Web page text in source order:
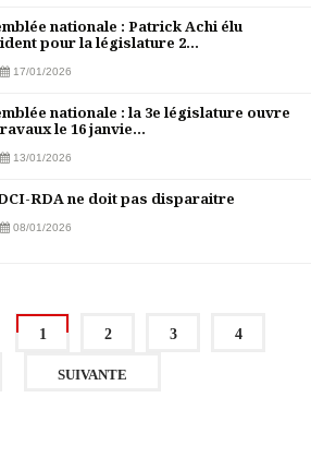
nationale : Patrick Achi élu
pour la législature 2...
17/01/2026
nationale : la 3e législature ouvre
le 16 janvie...
13/01/2026
RDA ne doit pas disparaitre
08/01/2026
1 2 3 4
SUIVANTE